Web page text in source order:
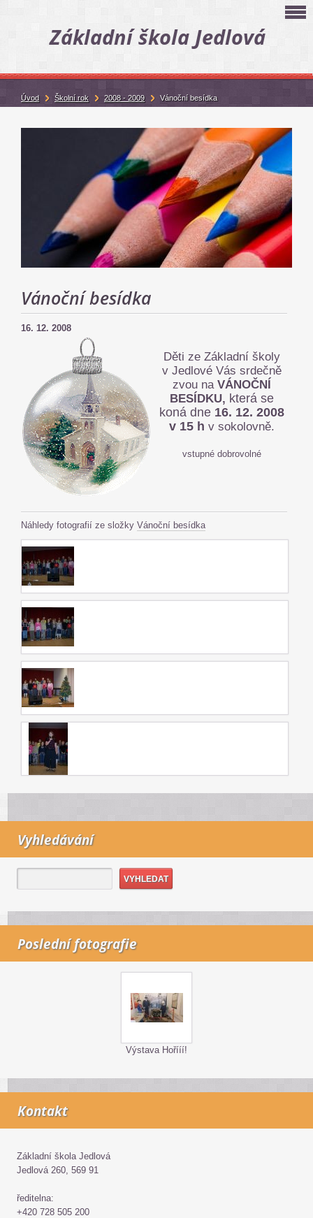
Základní škola Jedlová
Vánoční besídka
16. 12. 2008
Děti ze Základní školy
v Jedlové Vás srdečně
zvou naVÁNOČNÍ
BESÍDKU, která se
koná dne 16. 12. 2008
v 15 h v sokolovně.
vstupné dobrovolné
Náhledy fotografií ze složky Vánoční besídka
Vyhledávání
Poslední fotografie
Výstava Hořííí!
Kontakt
Základní škola Jedlová
Jedlová 260, 569 91
ředitelna:
+420 728 505 200
Úvod Školní rok 2008 - 2009 Vánoční besídka